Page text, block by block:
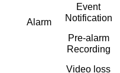
Alarm
Event
Notification
Pre-alarm
Recording
Video loss